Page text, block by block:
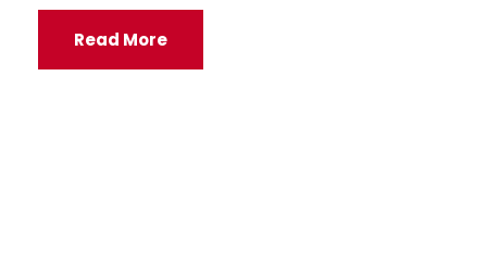
Read More